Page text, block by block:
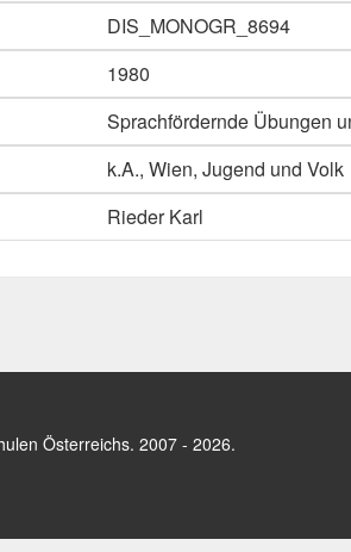
DIS_MONOGR_8694
1980
Sprachfördernde Übungen
k.A., Wien, Jugend und Volk
Rieder Karl
Österreichs. 2007 - 2026.